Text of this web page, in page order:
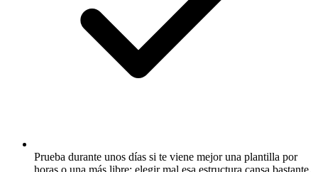
Prueba durante unos días si te viene mejor una plantilla por
horas o una más libre; elegir mal esa estructura cansa bastante.